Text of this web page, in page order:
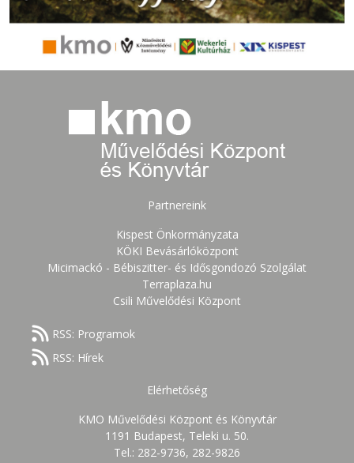
Partnereink
Kispest Önkormányzata
KÖKI Bevásárlóközpont
Micimackó - Bébiszitter- és Idősgondozó Szolgálat
Terraplaza.hu
Csili Művelődési Központ
RSS: Programok
RSS: Hírek
Elérhetőség
KMO Művelődési Központ és Könyvtár
1191 Budapest, Teleki u. 50.
Tel.: 282-9736, 282-9826